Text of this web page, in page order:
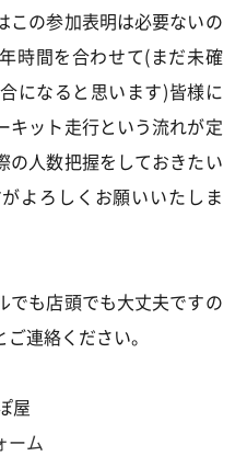
この参加表明は必要ないの
時間を合わせて(まだ未確
になると思います)皆様に
キット走行という流れが定
の人数把握をしておきたい
よろしくお願いいたしま
でも店頭でも大丈夫ですの
連絡ください。
屋
ーム